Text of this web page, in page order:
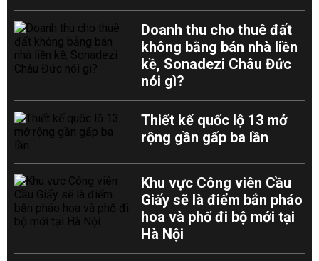
Doanh thu cho thuê đất
không bằng bán nhà liền
kề, Sonadezi Châu Đức
nói gì?
Thiết kế quốc lộ 13 mở
rộng gần gấp ba lần
Khu vực Công viên Cầu
Giấy sẽ là điểm bắn pháo
hoa và phố đi bộ mới tại
Hà Nội